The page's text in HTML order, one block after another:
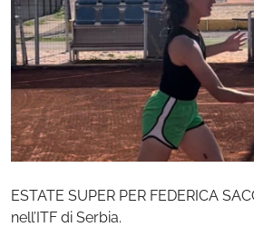
ESTATE SUPER PER FEDERICA
nell’ITF di Serbia.